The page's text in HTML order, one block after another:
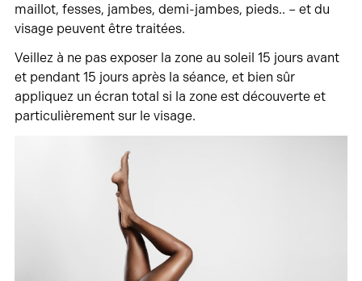
maillot, fesses, jambes, demi-jambes, pieds.. – et du
visage peuvent être traitées.
Veillez à ne pas exposer la zone au soleil 15 jours avant
et pendant 15 jours après la séance, et bien sûr
appliquez un écran total si la zone est découverte et
particulièrement sur le visage.